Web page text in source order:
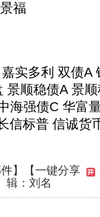
福
多利 双债A
景顺稳债A 景
海强债C 华富
信标普 信诚货
】
【一键分享
辑：刘名